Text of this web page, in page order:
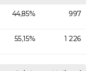
44,85% 997
55,15% 1 226